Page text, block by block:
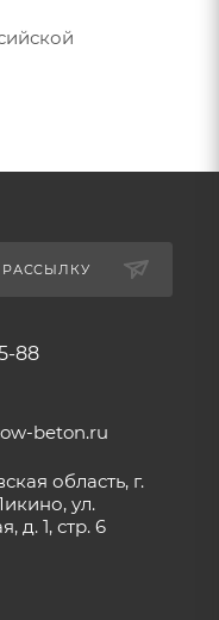
88
beton.ru
область, г.
ул.
д. 1, стр. 6